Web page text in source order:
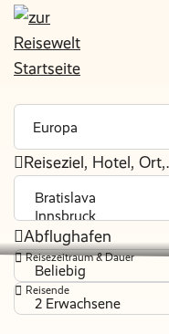
Reiseziel, Hotel,
Abflughafen
Reisezeitraum & Dauer
Beliebig
Reisende
2 Erwachsene